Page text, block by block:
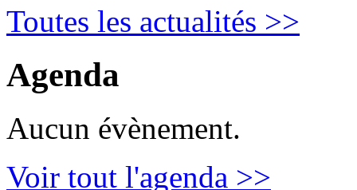
Toutes les actualités >>
Agenda
Aucun évènement.
Voir tout l'agenda >>